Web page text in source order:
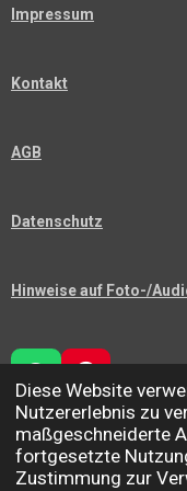
Diese Website
Nutzererlebnis zu
maßgeschneiderte
fortgesetzte
Zustimmung zur
Impressum
Kontakt
AGB
Datenschutz
Hinweise auf Foto-/
W
H
A
T
S
P
I
N
T
E
TEILEN TEILEN